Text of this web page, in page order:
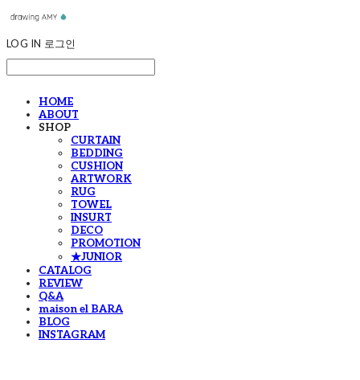
LOG IN 로그인
HOME
ABOUT
SHOP
CURTAIN
BEDDING
CUSHION
ARTWORK
RUG
TOWEL
INSURT
DECO
PROMOTION
★JUNIOR
CATALOG
REVIEW
Q&A
maison el BARA
BLOG
INSTAGRAM